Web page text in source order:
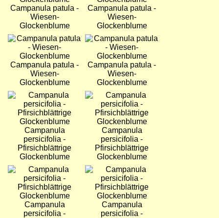
Campanula patula -
Wiesen-
Glockenblume
Campanula patula -
Wiesen-
Glockenblume
Bild
Campanula patula -
Wiesen-
Glockenblume
Bild
Campanula patula -
Wiesen-
Glockenblume
Bild
Campanula
persicifolia -
Pfirsichblättrige
Glockenblume
Bild
Campanula
persicifolia -
Pfirsichblättrige
Glockenblume
Bild
Campanula
persicifolia -
Bild
Campanula
persicifolia -